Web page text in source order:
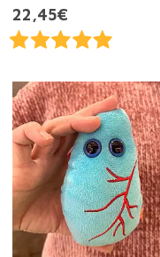
22,45€